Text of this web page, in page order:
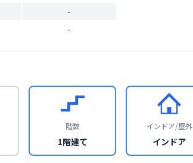
-
-
階数
1階建て
インドア/屋外
インドア